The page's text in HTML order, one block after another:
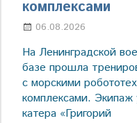
комплексами
06.08.2026
На Ленинградской
базе прошла
с морскими
комплексами. Экипаж
катера «Григорий